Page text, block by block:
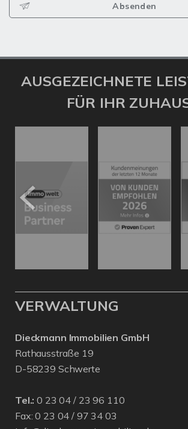
Absenden
AUSGEZEICHNETE
FÜR IHR
VERWALTUNG
Dieckmann Immobilien GmbH
Rathausstraße 19
D-58239 Schwerte
Tel.: 0 23 04 / 23 96 110
Fax: 0 23 04 / 97 34 03